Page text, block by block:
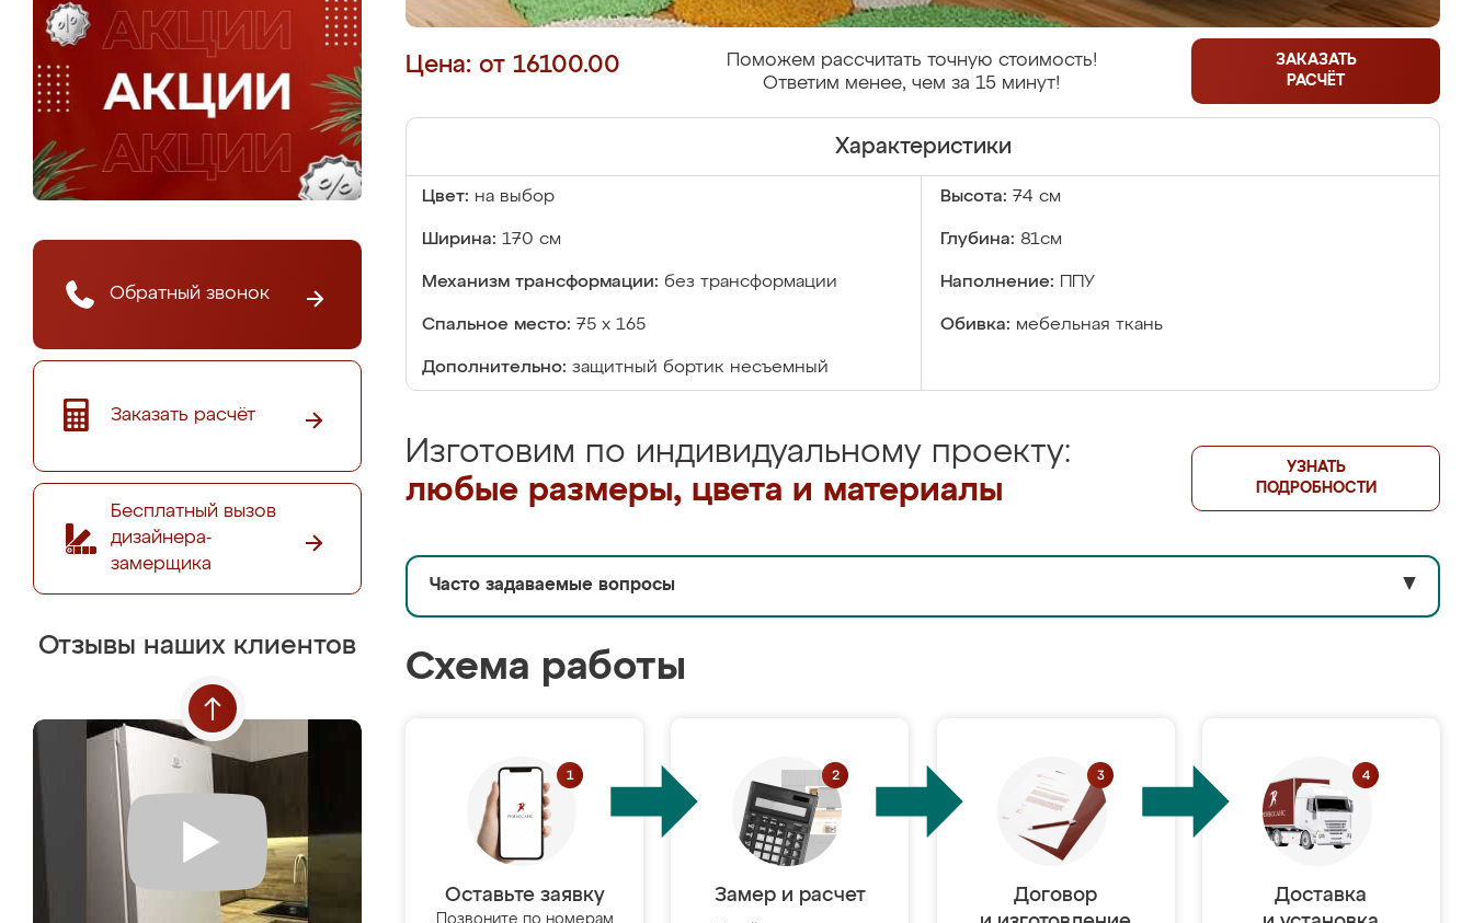
Обратный звонок
Заказать расчёт
Бесплатный вызов
дизайнера-
замерщика
Отзывы наших клиентов
Цена: от 16100.00
Поможем рассчитать точную стоимость!
Ответим менее, чем за 15 минут!
ЗАКАЗАТЬ
РАСЧЁТ
Характеристики
Цвет: на выбор Высота: 74 см
Ширина: 170 см Глубина: 81см
Механизм трансформации: без трансформации Наполнение: ППУ
Спальное место: 75 х 165 Обивка: мебельная ткань
Дополнительно: защитный бортик несъемный
Изготовим по индивидуальному проекту:
любые размеры, цвета и материалы
УЗНАТЬ
ПОДРОБНОСТИ
Часто задаваемые вопросы ▼
Схема работы
Оставьте заявку
Позвоните по номерам
Замер и расчет
Договор
Доставка